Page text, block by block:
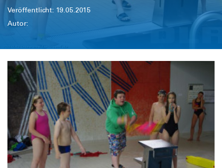
Veröffentlicht: 19.05.2015
Autor: